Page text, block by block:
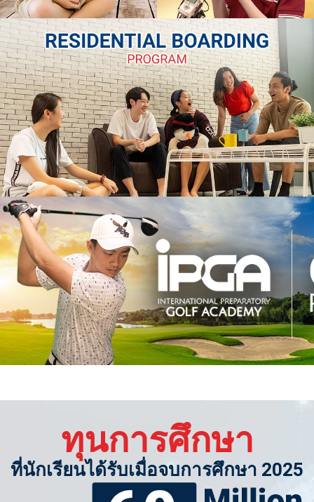
ทุนการศึกษา
ที่นักเรียนได้รับเมื่อจบการศึกษา 2025